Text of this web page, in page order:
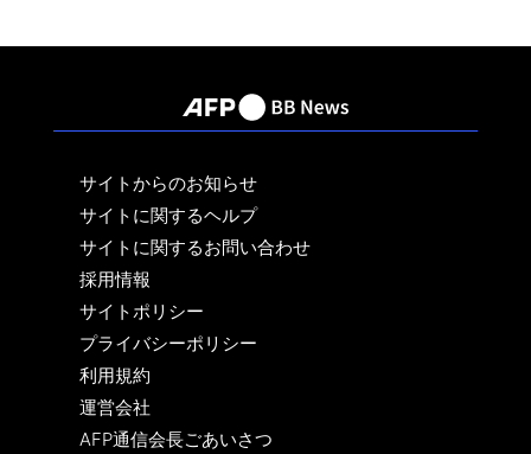
サイトからのお知らせ
サイトに関するヘルプ
サイトに関するお問い合わせ
採用情報
サイトポリシー
プライバシーポリシー
利用規約
運営会社
AFP通信会長ごあいさつ